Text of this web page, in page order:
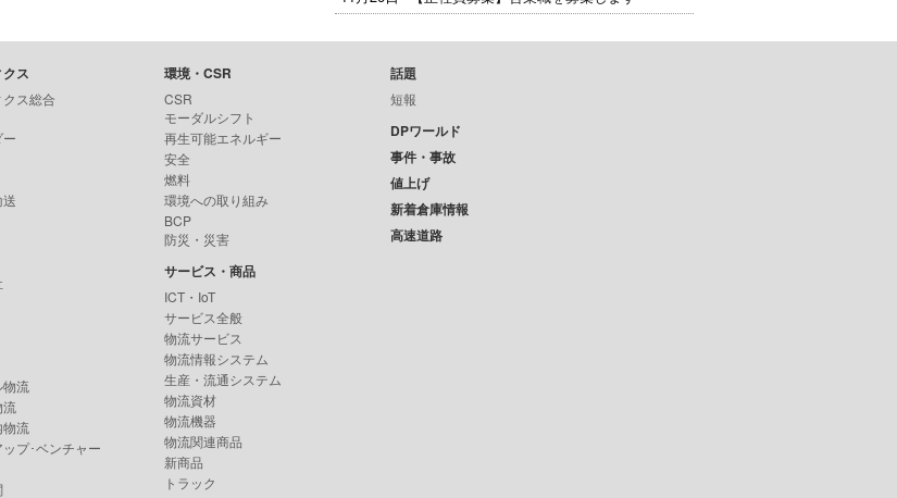
ス
ス総合
送
物流
流
物流
プ･ベンチャー
環境・CSR
CSR
モーダルシフト
再生可能エネルギー
安全
燃料
環境への取り組み
BCP
防災・災害
サービス・商品
ICT・IoT
サービス全般
物流サービス
物流情報システム
生産・流通システム
物流資材
物流機器
物流関連商品
新商品
トラック
話題
短報
DPワールド
事件・事故
値上げ
新着倉庫情報
高速道路